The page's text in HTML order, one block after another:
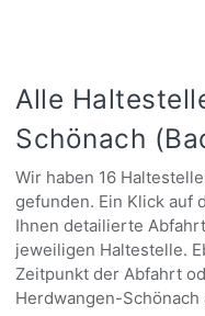
Alle
Schönach
Wir haben 16
gefunden. Ein Klick auf
Ihnen detailierte
jeweiligen Haltestelle.
Zeitpunkt der Abfahrt
Herdwangen-Schönach